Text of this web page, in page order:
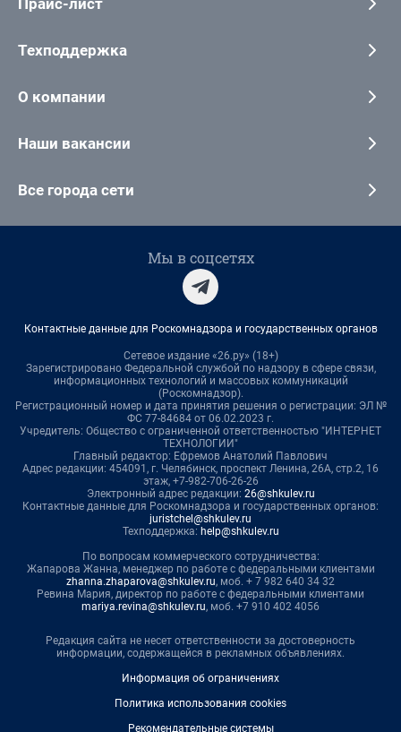
Прайс-лист
Техподдержка
О компании
Наши вакансии
Все города сети
Мы в соцсетях
Контактные данные для Роскомнадзора и государственных органов
Сетевое издание «26.ру» (18+)
Зарегистрировано Федеральной службой по надзору в сфере связи,
информационных технологий и массовых коммуникаций
(Роскомнадзор).
Регистрационный номер и дата принятия решения о регистрации: ЭЛ №
ФС 77-84684 от 06.02.2023 г.
Учредитель: Общество с ограниченной ответственностью "ИНТЕРНЕТ
ТЕХНОЛОГИИ"
Главный редактор: Ефремов Анатолий Павлович
Адрес редакции: 454091, г. Челябинск, проспект Ленина, 26А, стр.2, 16
этаж, +7-982-706-26-26
Электронный адрес редакции: 26@shkulev.ru
Контактные данные для Роскомнадзора и государственных органов:
juristchel@shkulev.ru
Техподдержка: help@shkulev.ru
По вопросам коммерческого сотрудничества:
Жапарова Жанна, менеджер по работе с федеральными клиентами
zhanna.zhaparova@shkulev.ru, моб. + 7 982 640 34 32
Ревина Мария, директор по работе с федеральными клиентами
mariya.revina@shkulev.ru, моб. +7 910 402 4056
Редакция сайта не несет ответственности за достоверность
информации, содержащейся в рекламных объявлениях.
Информация об ограничениях
Политика использования cookies
Рекомендательные системы